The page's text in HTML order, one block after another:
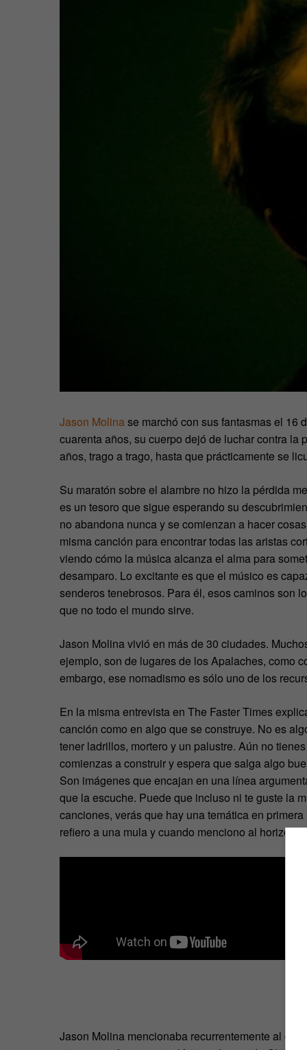
Jason Molinase marchó con sus fantasmas el 16
cuarenta años, su cuerpo dejó de luchar contra
años, trago a trago, hasta que prácticamente se
Su maratón sobre el alambre no hizo la pérdida
es un tesoro que sigue esperando su
no abandona nunca y se comienzan a hacer
misma canción para encontrar todas las aristas
viendo cómo la música alcanza el alma para
desamparo. Lo excitante es que el músico es
senderos tenebrosos. Para él, esos caminos son
que no todo el mundo sirve.
Jason Molina vivió en más de 30 ciudades.
ejemplo, son de lugares de los Apalaches, como
embargo, ese nomadismo es sólo uno de los
En la misma entrevista en The Faster Times
canción como en algo que se construye. No es
tener ladrillos, mortero y un palustre. Aún no
comienzas a construir y espera que salga algo
Son imágenes que encajan en una línea
que la escuche. Puede que incluso ni te guste la
canciones, verás que hay una temática en
refiero a una mula y cuando menciono al
Jason Molina mencionaba recurrentemente al